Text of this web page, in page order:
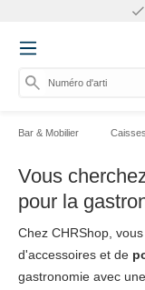
Numéro d'article, ca
Bar & Mobilier
Vous
pour la
Chez CHRShop,
d'accessoires et de
gastronomie avec